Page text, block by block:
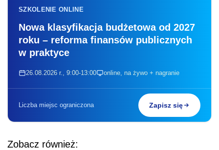
SZKOLENIE ONLINE
Nowa klasyfikacja budżetowa od 2027
roku – reforma finansów publicznych
w praktyce
26.08.2026 r., 9:00-13:00 online, na żywo + nagranie
Liczba miejsc ograniczona Zapisz się
Zobacz również: